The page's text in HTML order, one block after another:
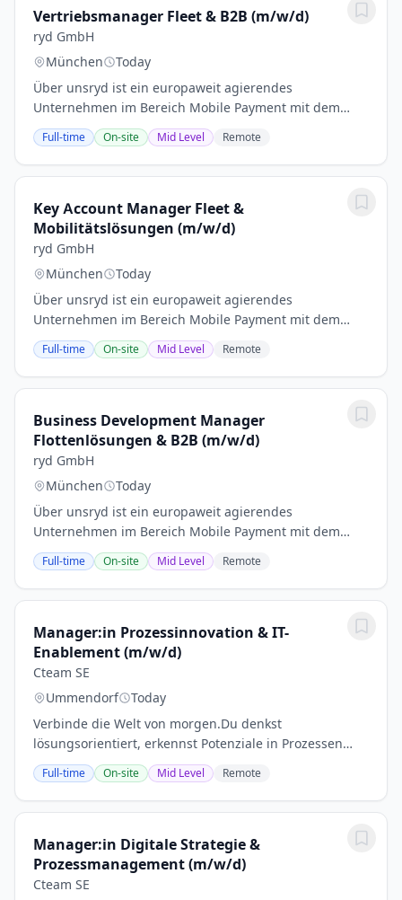
Vertriebsmanager Fleet & B2B (m/w/d)
ryd GmbH
München
Today
Über unsryd ist ein europaweit agierendes
Unternehmen im Bereich Mobile Payment mit dem
Schwerpunkt ryd pay. Mit ryd bezahlt man an der
Tankstelle per App oder Infotainmentsystem vom Auto
aus....
Full-time On-site Mid Level Remote
Key Account Manager Fleet &
Mobilitätslösungen (m/w/d)
ryd GmbH
München
Today
Über unsryd ist ein europaweit agierendes
Unternehmen im Bereich Mobile Payment mit dem
Schwerpunkt ryd pay. Mit ryd bezahlt man an der
Tankstelle per App oder Infotainmentsystem vom Auto
aus....
Full-time On-site Mid Level Remote
Business Development Manager
Flottenlösungen & B2B (m/w/d)
ryd GmbH
München
Today
Über unsryd ist ein europaweit agierendes
Unternehmen im Bereich Mobile Payment mit dem
Schwerpunkt ryd pay. Mit ryd bezahlt man an der
Tankstelle per App oder Infotainmentsystem vom Auto
aus....
Full-time On-site Mid Level Remote
Manager:in Prozessinnovation & IT-
Enablement (m/w/d)
Cteam SE
Ummendorf
Today
Verbinde die Welt von morgen.Du denkst
lösungsorientiert, erkennst Potenziale in Prozessen
und willst Digitalisierung aktiv
mitgestalten.Willkommen bei Cteam.Cteam ist ein
führender Dienstleister im...
Full-time On-site Mid Level Remote
Manager:in Digitale Strategie &
Prozessmanagement (m/w/d)
Cteam SE